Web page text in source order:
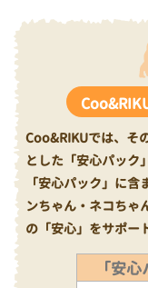
Coo&RIKUでは、そ
とした「安心パック
「安心パック」に
ンちゃん・ネコちゃ
の「安心」をサポー
「安